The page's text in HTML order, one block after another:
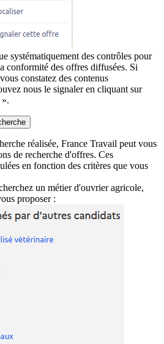
systématiquement des contrôles pour
conformité des offres diffusées. Si
constatez des contenus
nous le signaler en cliquant sur
réalisée, France Travail peut vous
de recherche d'offres. Ces
en fonction des critères que vous
un métier d'ouvrier agricole,
proposer :